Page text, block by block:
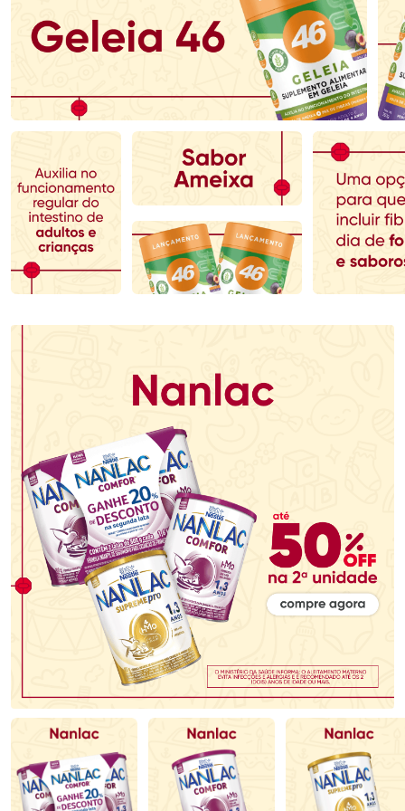
Comprar sem Desconto
Por R$ 69,59/cada
Comprar sem Desconto
Por R$ 69,59/cada
Ativar Desconto
Comprar sem Desconto
Por R$ 232,89/cada
Comprar sem Desconto
Por R$ 232,89/cada